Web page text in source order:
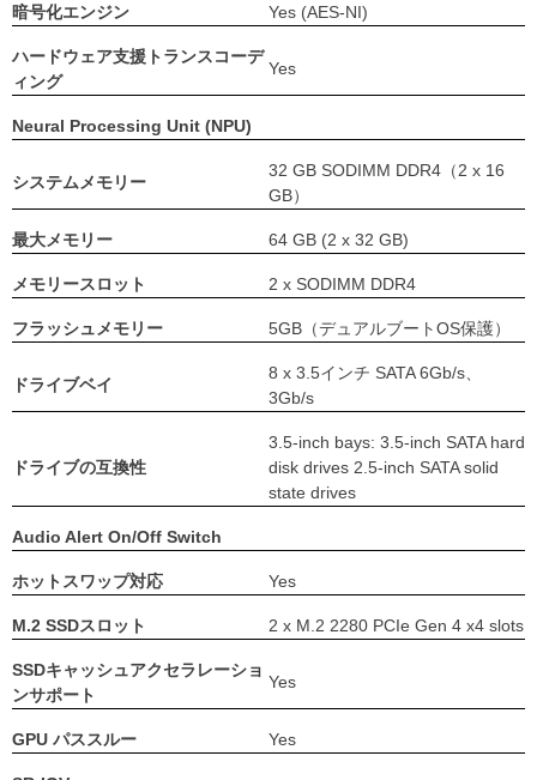
暗号化エンジン Yes (AES-NI)
ハードウェア支援トランスコーデ
ィング
Yes
Neural Processing Unit (NPU)
システムメモリー
32 GB SODIMM DDR4（2 x 16
GB）
最大メモリー 64 GB (2 x 32 GB)
メモリースロット 2 x SODIMM DDR4
フラッシュメモリー 5GB（デュアルブートOS保護）
ドライブベイ
8 x 3.5インチ SATA 6Gb/s、
3Gb/s
ドライブの互換性
3.5-inch bays: 3.5-inch SATA hard
disk drives 2.5-inch SATA solid
state drives
Audio Alert On/Off Switch
ホットスワップ対応 Yes
M.2 SSDスロット 2 x M.2 2280 PCIe Gen 4 x4 slots
SSDキャッシュアクセラレーショ
ンサポート
Yes
GPU パススルー Yes